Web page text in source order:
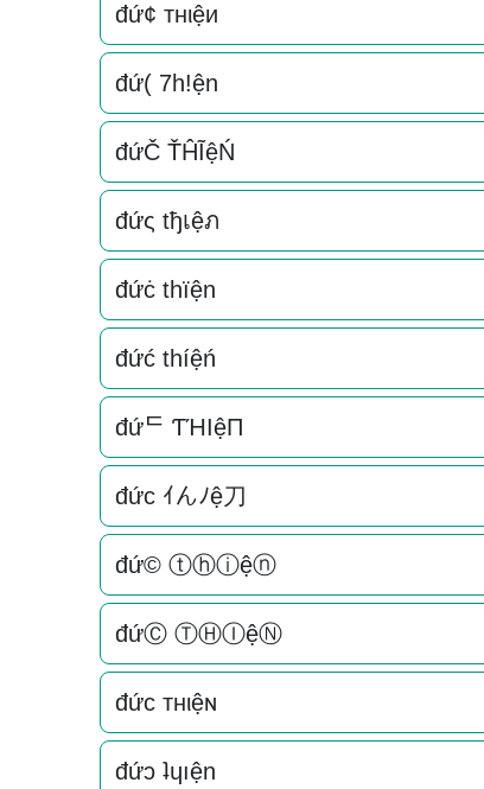
đứ¢ тнιệи
đứ( 7h!ện
đứČ ŤĤĨệŃ
đứς tђเệภ
đứċ thïện
đứć thíệń
đứᄃ ƬΉIệП
đức ｲんﾉệ刀
đứ© ⓣⓗⓘệⓝ
đứⒸ ⓉⒽⒾệⓃ
đức тнιệɴ
đứɔ ʇɥıện